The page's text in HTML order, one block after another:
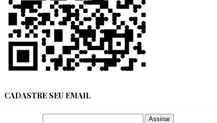
CADASTRE SEU EMAIL